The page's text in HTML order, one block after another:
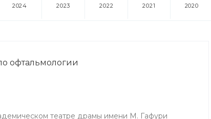
2024 2023 2022 2021 2020
офтальмологии
театре драмы имени М. Гафури